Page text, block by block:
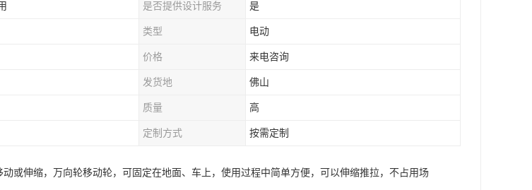
是否提供设计服务 是
类型 电动
价格 来电咨询
发货地 佛山
质量 高
定制方式 按需定制
或伸缩，万向轮移动轮，可固定在地面、车上，使用过程中简单方便，可以伸缩推拉，不占用场